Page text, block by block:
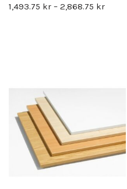
1,493.75 kr – 2,868.75 kr